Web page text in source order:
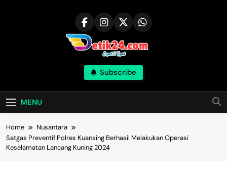
Subscribe
MENU
Home
Nusantara
Satgas Preventif Polres Kuansing Berhasil Melakukan Operasi
Keselamatan Lancang Kuning 2024